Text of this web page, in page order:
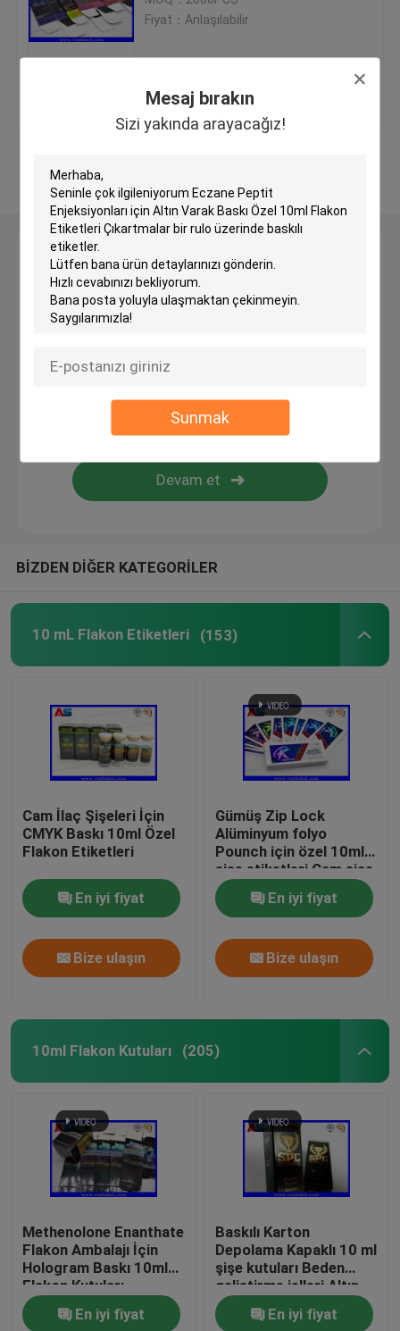
Mesaj bırakın
Sizi yakında arayacağız!
Sunmak
Özel Holografik Etiketler
Plastik şişeler hap
İlaç ambalaj kutusu
Alüminyum folyo Çantalar
Farmasötik Cam Ampuller
hap şişe etiketi
Özel Broşür Baskısı
Alışveriş Kağıt Torbası
Fiyat：Anlaşılabilir
En iyi fiyat
Sizi yakında arayacağız!
BİZDEN DİĞER KATEGORİLER
10 mL Flakon Etiketleri (153)
Cam İlaç Şişeleri İçin
CMYK Baskı 10ml Özel
Flakon Etiketleri
En iyi fiyat
Bize ulaşın
Gümüş Zip Lock
Alüminyum folyo
Pounch için özel 10ml
şişe etiketleri Cam şişe
etiketleri baskı
En iyi fiyat
Bize ulaşın
10ml Flakon Kutuları (205)
Methenolone Enanthate
Flakon Ambalajı İçin
Hologram Baskı 10ml
Flakon Kutuları
En iyi fiyat
Baskılı Karton
Depolama Kapaklı 10 ml
şişe kutuları Beden
geliştirme jelleri Altın
folyo ambalaj Altın
folyo / hologram etkisi
En iyi fiyat